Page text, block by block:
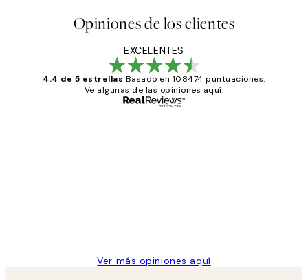
Opiniones de los clientes
EXCELENTES
4.4 de 5 estrellas Basado en 108474 puntuaciones.
Ve algunas de las opiniones aquí.
Ver más opiniones aquí